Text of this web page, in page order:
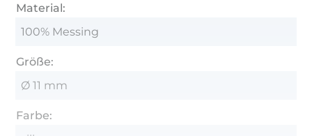
Material:
100% Messing
Größe:
Ø 11 mm
Farbe: